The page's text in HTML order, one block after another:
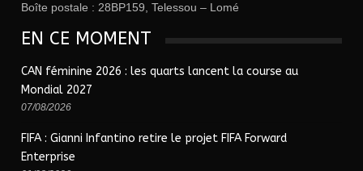
Boîte postale : 28BP159, Telessou – Lomé
EN CE MOMENT
CAN féminine 2026 : les quarts lancent la course au
Mondial 2027
07/08/2026
FIFA : Gianni Infantino retire le projet FIFA Forward
Enterprise